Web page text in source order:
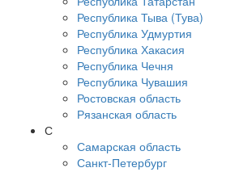
Республика Тыва (Тува)
Республика Удмуртия
Республика Хакасия
Республика Чечня
Республика Чувашия
Ростовская область
Рязанская область
С
Самарская область
Санкт-Петербург